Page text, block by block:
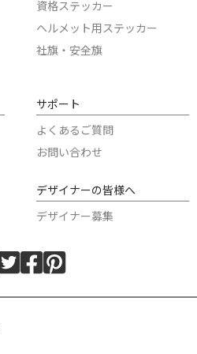
資格ステッカー
ヘルメット用ステッカー
社旗・安全旗
サポート
よくあるご質問
お問い合わせ
デザイナーの皆様へ
デザイナー募集